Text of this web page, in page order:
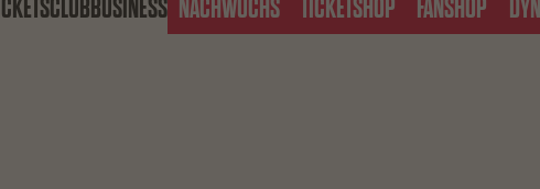
CLUBBUSINESS NACHWUCHS TICKETSHOP FANSHOP DYN